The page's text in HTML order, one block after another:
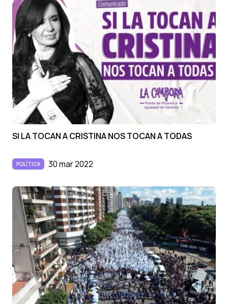
SI LA TOCAN A CRISTINA NOS TOCAN A TODAS
POLÍTICA 30 mar 2022